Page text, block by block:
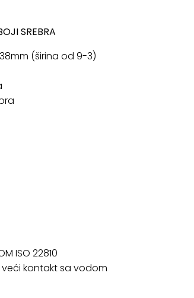
SREBRA
(širina od 9-3)
ISO 22810
kontakt sa vodom